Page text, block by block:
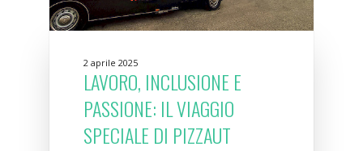
2 aprile 2025
LAVORO, INCLUSIONE E
PASSIONE: IL VIAGGIO
SPECIALE DI PIZZAUT